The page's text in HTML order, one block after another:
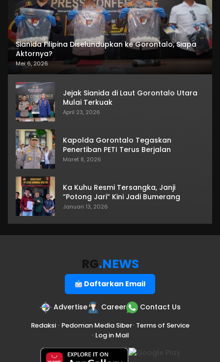
Sianida Filipina Diselundupkan ke Gorontalo, Siapa
Aktornya?
Mei 6, 2026
Jejak Sianida di Laut Gorontalo Utara
Mulai Terkuak
April 23, 2026
Kapolda Gorontalo Tegaskan
Penertiban PETI Terus Berjalan
Maret 8, 2026
Ka Kuhu Resmi Tersangka, Janji
“Potong Jari” Kini Jadi Bumerang
Januari 13, 2026
RG.NEWS
Daftarkan Email
Advertise Career Contact Us
Redaksi• Pedoman Media Siber• Terms of Service
• Log in Mail